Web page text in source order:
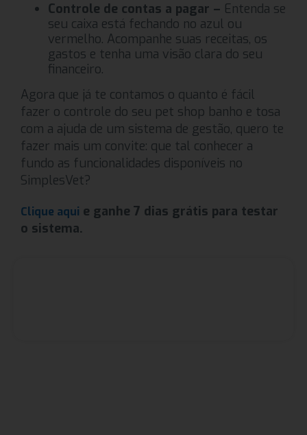
Controle de contas a pagar – Entenda se
seu caixa está fechando no azul ou
vermelho. Acompanhe suas receitas, os
gastos e tenha uma visão clara do seu
financeiro.
Agora que já te contamos o quanto é fácil
fazer o controle do seu pet shop banho e tosa
com a ajuda de um sistema de gestão, quero te
fazer mais um convite: que tal conhecer a
fundo as funcionalidades disponíveis no
SimplesVet?
Clique aqui e ganhe 7 dias grátis para testar
o sistema.